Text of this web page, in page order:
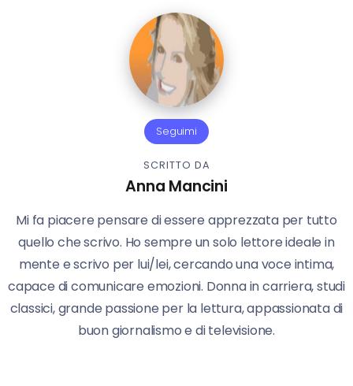
Seguimi
SCRITTO DA
Anna Mancini
Mi fa piacere pensare di essere apprezzata per tutto
quello che scrivo. Ho sempre un solo lettore ideale in
mente e scrivo per lui/lei, cercando una voce intima,
capace di comunicare emozioni. Donna in carriera, studi
classici, grande passione per la lettura, appassionata di
buon giornalismo e di televisione.